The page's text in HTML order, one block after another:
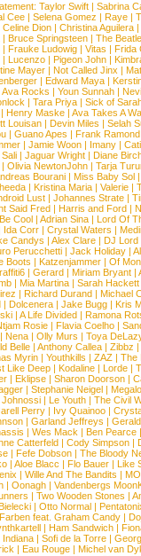
Taylor Swift | Sabrina
Cee |Selena Gomez |Raye |
Celine Dion | Christina Aguilera |
|Bruce Springsteen |The
| Frauke Ludowig | Vitas | Frida
| Lucenzo | Pigeon John |
Mayer |Not Called Jinx |
| Edward Maya |
Ava Rocks | Youn Sunnah |
| Tara Priya | Sick of
|Henry Maske |Ava Takes A
Louisan |Devin Miles |Selah
|Guano Apes |Frank Ramond
|Jamie Woon | Imany |
|Jaguar Wright |Diane
|Olivia NewtonJohn |Tarja
Bourani | Miss Baby Sol
| Kristina Maria | Valerie |
Lust | Johannes Strate |
Said Fred | Harris and Ford |
Cool |Adrian Sina |Lord Of
Ida Corr |Crystal Waters |
Candys | Alex Clare | DJ Lord
Perucchetti | Jack Holiday |
Boots |Katzenjammer |Of
|Gerard |Miriam Bryant |
| Mia Martina | Sarah Hackett
| Richard Durand | Michael
|Dolcenera |Jake Bugg |Kris
|A Life Divided |Ramona
Rosie |Flavia Coelho |
| Nena | Olly Murs | Toya
Belle |Anthony Callea |Zibbz
Myrin | Youthkills | ZAZ | The
Like Deep |Kodaline |Lorde |
|Eklipse |Sharon Doorson |
| Stephanie Neigel |
Johnossi | Le Youth | The Civil
Perry | Ivy Quainoo |
| Garland Jeffreys |
| Wes Mack | Ben Pearce
Catterfeld | Cody Simpson |
|Fefe Dobson |The Bloody
| Aloe Blacc | Flo Bauer | Like
| Wille And The Bandits | MO
|Oonagh |Vandenbergs
|Two Wooden Stones |
| Otto Normal |
feat. Graham Candy |
| Ham Sandwich |
Indiana | Sofi de la Torre |
| Eau Rouge | Michel van